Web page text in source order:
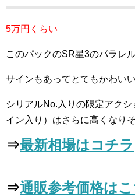
5万円くらい
このパックのSR星3のパラレ
サインもあってとてもかわいい
シリアルNo.入りの限定アク
イン入り）はさらに高くなり
⇒最新相場はコチラ
⇒通販参考価格は